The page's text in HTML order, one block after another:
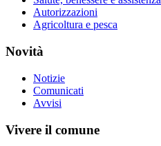
Autorizzazioni
Agricoltura e pesca
Novità
Notizie
Comunicati
Avvisi
Vivere il comune